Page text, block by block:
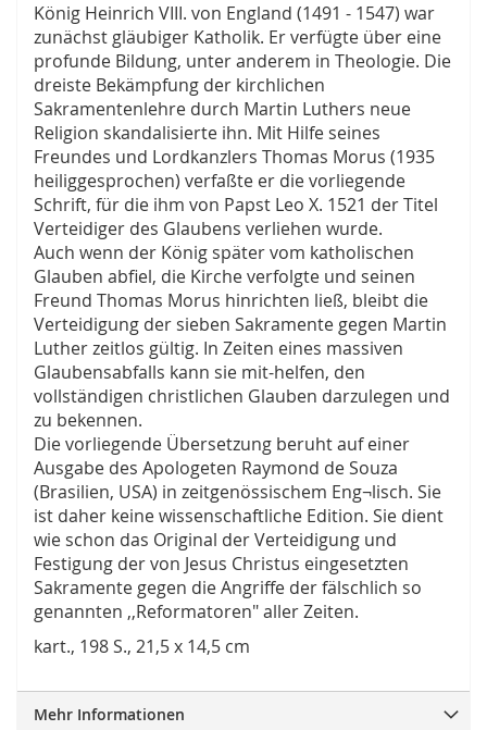
König Heinrich VIII. von England (1491 - 1547) war
zunächst gläubiger Katholik. Er verfügte über eine
profunde Bildung, unter anderem in Theologie. Die
dreiste Bekämpfung der kirchlichen
Sakramentenlehre durch Martin Luthers neue
Religion skandalisierte ihn. Mit Hilfe seines
Freundes und Lordkanzlers Thomas Morus (1935
heiliggesprochen) verfaßte er die vorliegende
Schrift, für die ihm von Papst Leo X. 1521 der Titel
Verteidiger des Glaubens verliehen wurde.
Auch wenn der König später vom katholischen
Glauben abfiel, die Kirche verfolgte und seinen
Freund Thomas Morus hinrichten ließ, bleibt die
Verteidigung der sieben Sakramente gegen Martin
Luther zeitlos gültig. In Zeiten eines massiven
Glaubensabfalls kann sie mit-helfen, den
vollständigen christlichen Glauben darzulegen und
zu bekennen.
Die vorliegende Übersetzung beruht auf einer
Ausgabe des Apologeten Raymond de Souza
(Brasilien, USA) in zeitgenössischem Eng¬lisch. Sie
ist daher keine wissenschaftliche Edition. Sie dient
wie schon das Original der Verteidigung und
Festigung der von Jesus Christus eingesetzten
Sakramente gegen die Angriffe der fälschlich so
genannten ,,Reformatoren" aller Zeiten.
kart., 198 S., 21,5 x 14,5 cm
Mehr Informationen